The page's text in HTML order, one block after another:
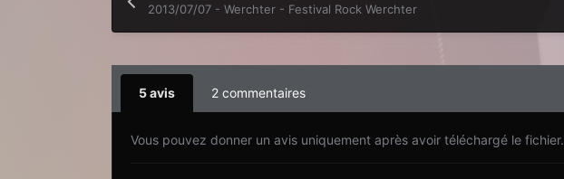
2013/07/07 - Werchter - Festival Rock Werchter
5 avis 2 commentaires
Vous pouvez donner un avis uniquement après avoir téléchargé le fichier.